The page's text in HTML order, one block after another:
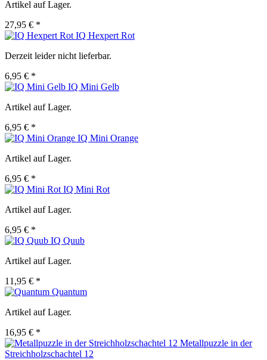
Artikel auf Lager.
27,95 € *
IQ Hexpert Rot
Derzeit leider nicht lieferbar.
6,95 € *
IQ Mini Gelb
Artikel auf Lager.
6,95 € *
IQ Mini Orange
Artikel auf Lager.
6,95 € *
IQ Mini Rot
Artikel auf Lager.
6,95 € *
IQ Quub
Artikel auf Lager.
11,95 € *
Quantum
Artikel auf Lager.
16,95 € *
Metallpuzzle in der
Streichholzschachtel 12